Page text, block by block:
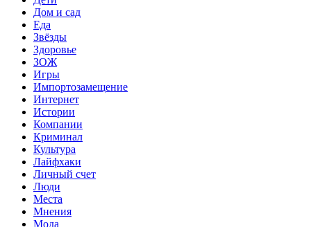
Дом и сад
Еда
Звёзды
Здоровье
ЗОЖ
Игры
Импортозамещение
Интернет
Истории
Компании
Криминал
Культура
Лайфхаки
Личный счет
Люди
Места
Мнения
Мода